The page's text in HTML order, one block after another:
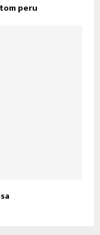
peru